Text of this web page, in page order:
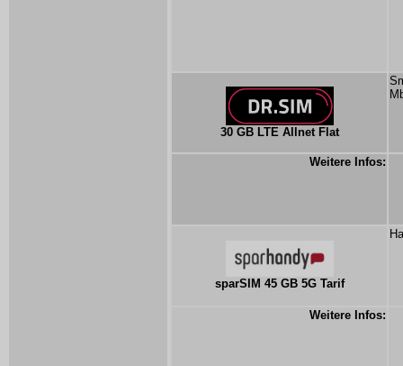
30 GB LTE Allnet Flat
Weitere Infos:
sparSIM 45 GB 5G Tarif
Weitere Infos: